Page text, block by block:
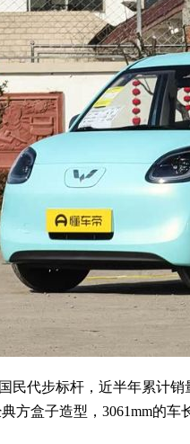
民代步标杆，近半年累计销
方盒子造型，3061mm的